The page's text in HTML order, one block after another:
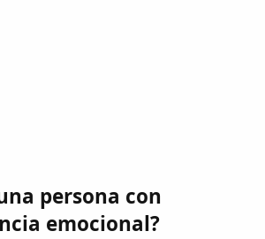
persona con
emocional?